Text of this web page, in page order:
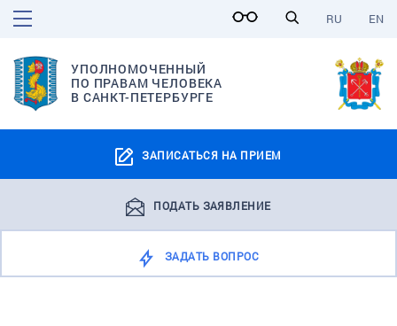
EN
RU
УПОЛНОМОЧЕННЫЙ
ПО ПРАВАМ ЧЕЛОВЕКА
В САНКТ-ПЕТЕРБУРГЕ
ЗАПИСАТЬСЯ НА ПРИЕМ
ПОДАТЬ ЗАЯВЛЕНИЕ
ЗАДАТЬ ВОПРОС